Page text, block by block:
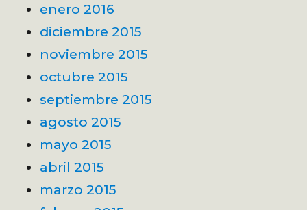
enero 2016
diciembre 2015
noviembre 2015
octubre 2015
septiembre 2015
agosto 2015
mayo 2015
abril 2015
marzo 2015